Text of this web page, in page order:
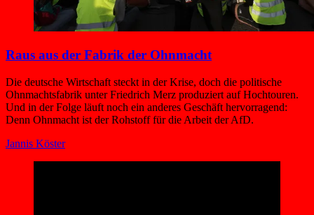
Raus aus der Fabrik der Ohnmacht
Die deutsche Wirtschaft steckt in der Krise, doch die politische
Ohnmachtsfabrik unter Friedrich Merz produziert auf Hochtouren.
Und in der Folge läuft noch ein anderes Geschäft hervorragend:
Denn Ohnmacht ist der Rohstoff für die Arbeit der AfD.
Jannis Köster